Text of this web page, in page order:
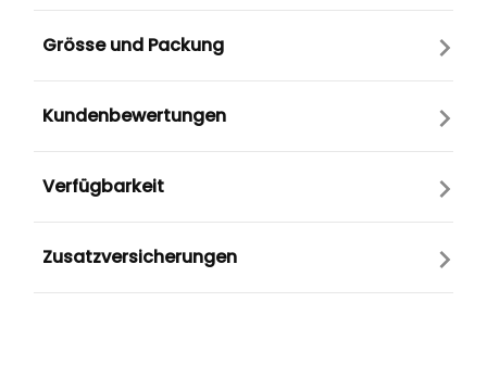
Grösse und Packung
Kundenbewertungen
Verfügbarkeit
Zusatzversicherungen